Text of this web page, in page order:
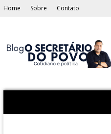
Home Sobre Contato